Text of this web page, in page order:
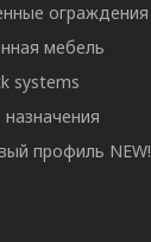
ограждения
мебель
systems
профиль NEW!